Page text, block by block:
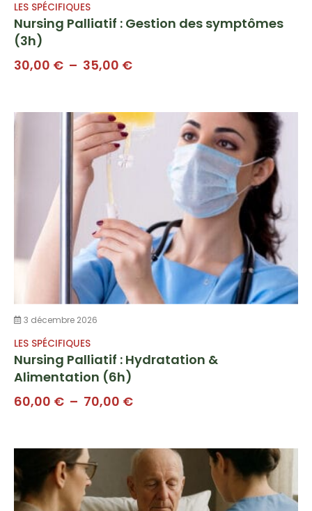
LES SPÉCIFIQUES
Nursing Palliatif : Gestion des symptômes
(3h)
30,00 € – 35,00 €Plage
30,00 €
35,00 €
3 décembre 2026
LES SPÉCIFIQUES
Nursing Palliatif : Hydratation &
Alimentation (6h)
60,00 € – 70,00 €Plage
60,00 €
à
70,00 €